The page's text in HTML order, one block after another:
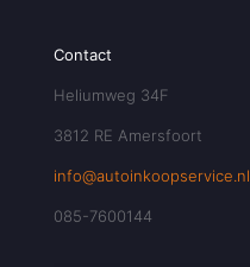
Contact
Heliumweg 34F
3812 RE Amersfoort
info@autoinkoopservice.nl
085-7600144